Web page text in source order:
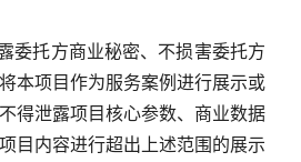
委托方商业秘密、不损害委托方
本项目作为服务案例进行展示或
得泄露项目核心参数、商业数据
目内容进行超出上述范围的展示